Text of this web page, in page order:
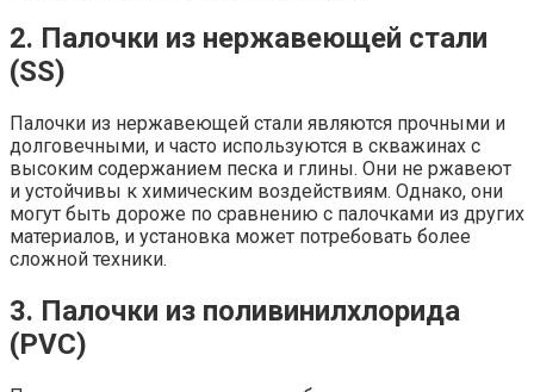
2. Палочки из нержавеющей стали
(SS)
Палочки из нержавеющей стали являются прочными и
долговечными, и часто используются в скважинах с
высоким содержанием песка и глины. Они не ржавеют
и устойчивы к химическим воздействиям. Однако, они
могут быть дороже по сравнению с палочками из других
материалов, и установка может потребовать более
сложной техники.
3. Палочки из поливинилхлорида
(PVC)